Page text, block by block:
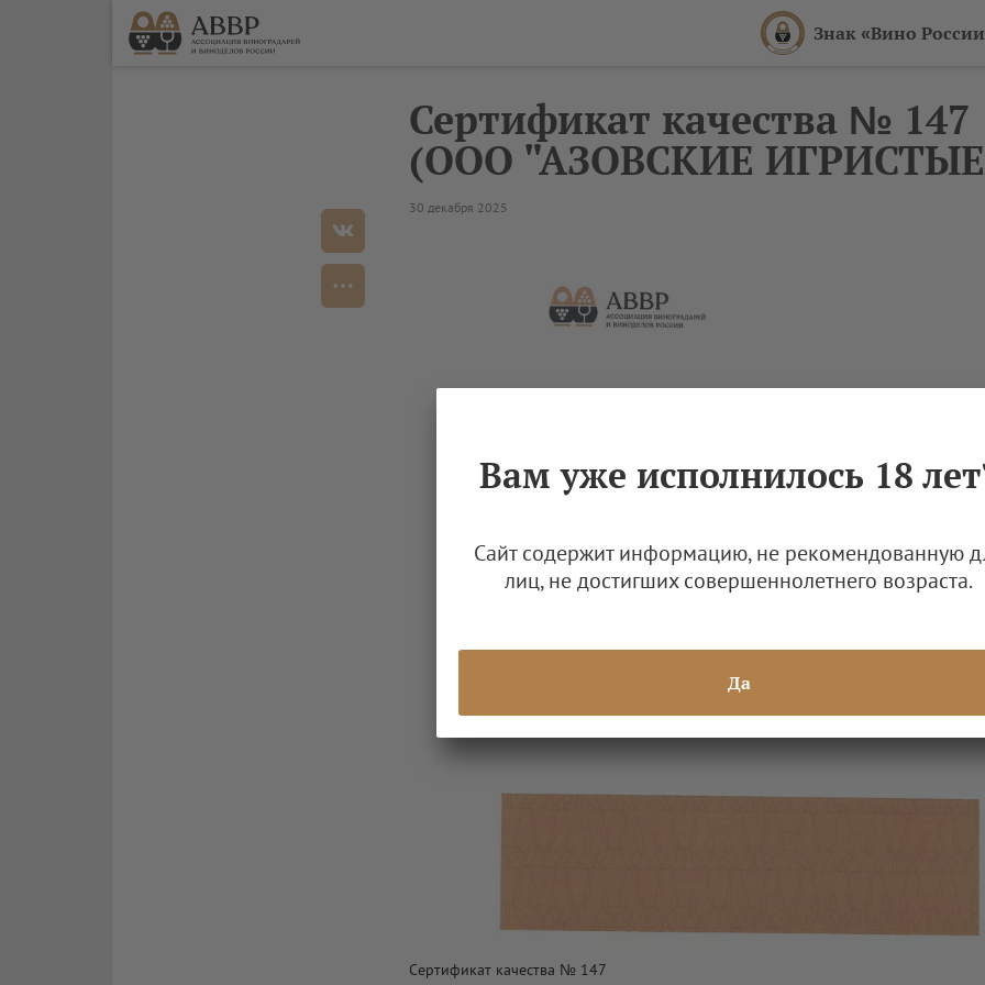
Знак «Вино
Сертификат качества № 147
(ООО "АЗОВСКИЕ
30 декабря 2025
Сертификат качества № 147
Вам уже исполнилось 18
Сайт содержит информацию, не рекомендованную
лиц, не достигших совершеннолетнего возраста.
Да